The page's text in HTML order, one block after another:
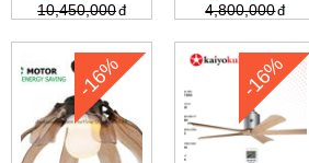
10,450,000 4,800,000
-16% -16%